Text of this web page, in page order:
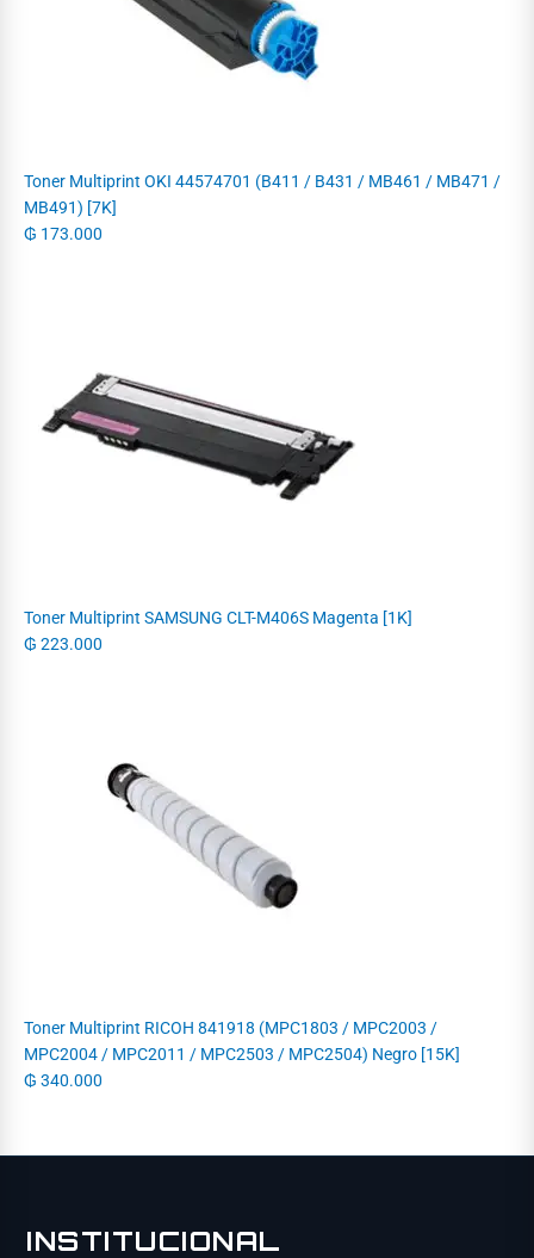
Toner Multiprint OKI 44574701 (B411 / B431 / MB461 / MB471 /
MB491) [7K]
₲ 173.000
Toner Multiprint SAMSUNG CLT-M406S Magenta [1K]
₲ 223.000
Toner Multiprint RICOH 841918 (MPC1803 / MPC2003 /
MPC2004 / MPC2011 / MPC2503 / MPC2504) Negro [15K]
₲ 340.000
INSTITUCIONAL